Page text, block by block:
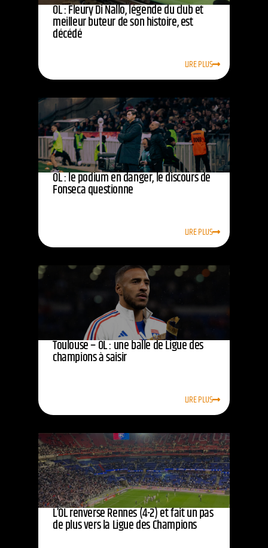
OL : Fleury Di Nallo, légende du club et
meilleur buteur de son histoire, est
décédé
LIRE PLUS
OL : le podium en danger, le discours de
Fonseca questionne
LIRE PLUS
Toulouse – OL : une balle de Ligue des
champions à saisir
LIRE PLUS
L’OL renverse Rennes (4-2) et fait un pas
de plus vers la Ligue des Champions